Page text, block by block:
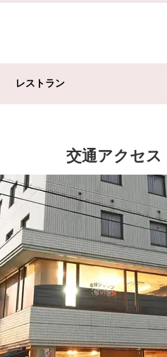
レストラン
交通アクセス